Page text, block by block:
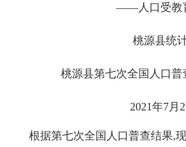
——人口受教
桃源县统
桃源县第七次全国人口
2021年7月
根据第七次全国人口普查结果,